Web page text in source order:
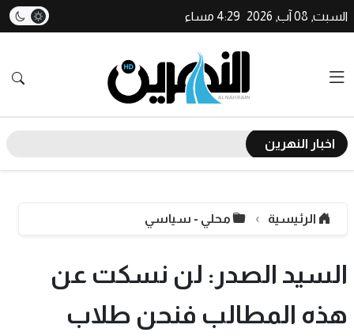
السبت, 08 آب, 2026 4:29 مساء
اخبار النهرين
الرئيسية محلي - سياسي
السيد الصدر: لن نسكت عن
هذه المطالب فنحن طلاب